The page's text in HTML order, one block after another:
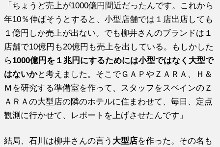
「ちょうど売上が1000億円間近だったんです。これから
年10％伸ばそうとすると、小型店舗では１店出店しても
１億円しか売上が出ない。でも柳井さんのブランドは１
店舗で10億円も20億円も売上を出している。もしかした
ら1000億円を１兆円にするためには小型ではなく大型で
はないかと考えました。そこでＧＡＰやＺＡＲＡ、Ｈ＆
Ｍを研究する準備室を作って、スタッフをスペインのＺ
ＡＲＡの大型店の隣のホテルに住まわせて、毎日、定点
観測に行かせて、レポートを上げさせたんです」
結局、石川は柳井さんの言う 大型店を作った。その名も